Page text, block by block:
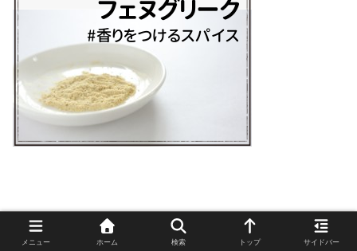
メニュー ホーム 検索 トップ サイドバー